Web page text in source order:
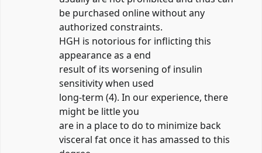
be purchased online without any
authorized constraints.
HGH is notorious for inflicting this
appearance as a end
result of its worsening of insulin
sensitivity when used
long-term (4). In our experience, there
might be little you
are in a place to do to minimize back
visceral fat once it has amassed to this